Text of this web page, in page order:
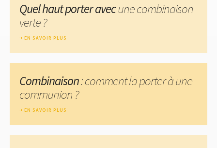
Quel haut porter avecune combinaison
verte ?
EN SAVOIR PLUS
Combinaison: comment la porter à une
communion ?
EN SAVOIR PLUS